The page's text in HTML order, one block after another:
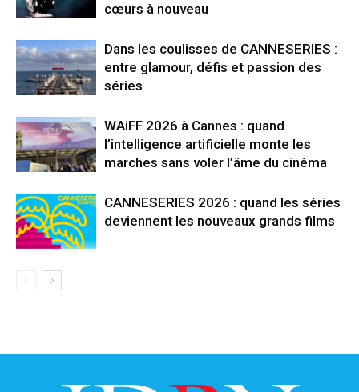
cœurs à nouveau
Dans les coulisses de CANNESERIES :
entre glamour, défis et passion des
séries
WAiFF 2026 à Cannes : quand
l’intelligence artificielle monte les
marches sans voler l’âme du cinéma
CANNESERIES 2026 : quand les séries
deviennent les nouveaux grands films